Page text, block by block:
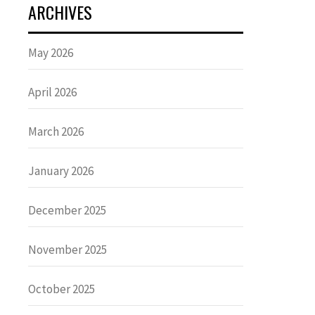
ARCHIVES
May 2026
April 2026
March 2026
January 2026
December 2025
November 2025
October 2025